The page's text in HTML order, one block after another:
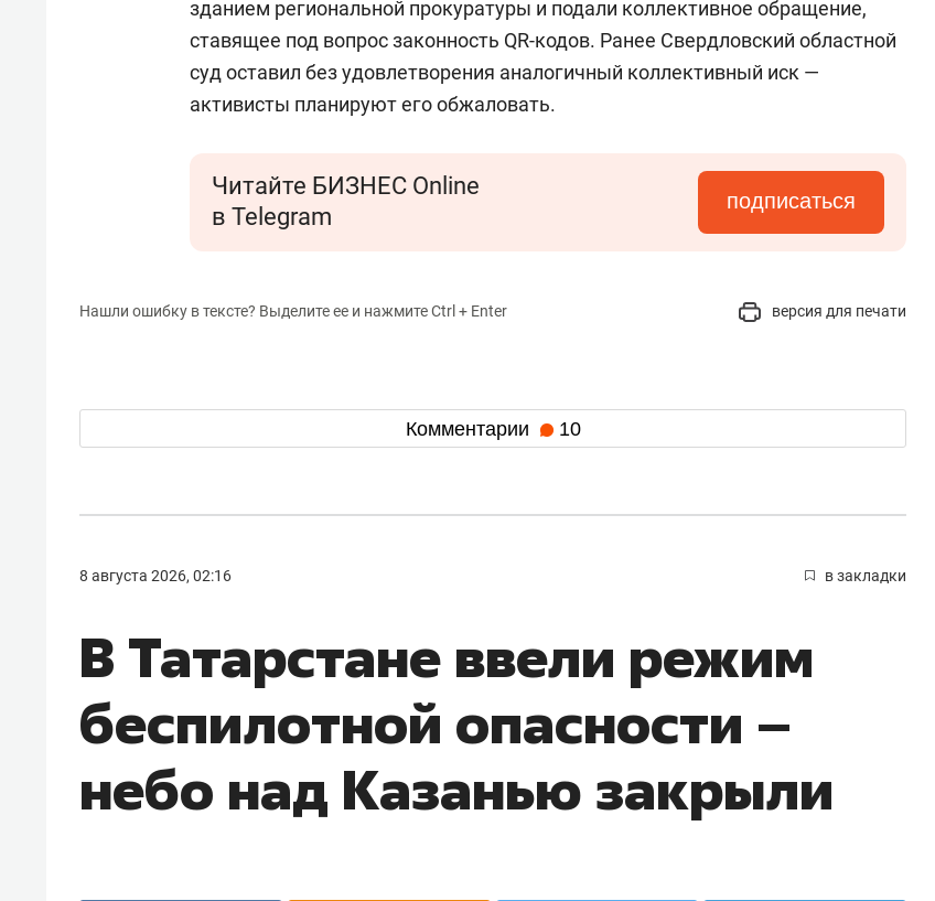
зданием региональной прокуратуры и подали коллективное обращение,
ставящее под вопрос законность QR-кодов. Ранее Свердловский областной
суд оставил без удовлетворения аналогичный коллективный иск —
активисты планируют его обжаловать.
Читайте БИЗНЕС Online
в Telegram
подписаться
Нашли ошибку в тексте? Выделите ее и нажмите Ctrl + Enter версия для печати
Комментарии 10
8 августа 2026, 02:16 в закладки
В Татарстане ввели режим
беспилотной опасности –
небо над Казанью закрыли